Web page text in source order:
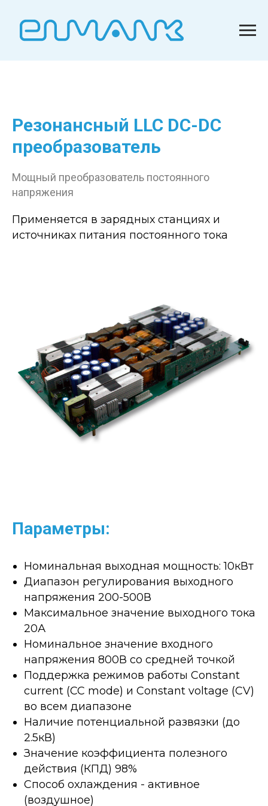
Резонансный LLC DC-DC
преобразователь
Мощный преобразователь постоянного
напряжения
Применяется в зарядных станциях и
источниках питания постоянного тока
Параметры:
Номинальная выходная мощность: 10кВт
Диапазон регулирования выходного
напряжения 200-500В
Максимальное значение выходного тока
20А
Номинальное значение входного
напряжения 800В со средней точкой
Поддержка режимов работы Constant
current (CC mode) и Constant voltage (CV)
во всем диапазоне
Наличие потенциальной развязки (до
2.5кВ)
Значение коэффициента полезного
действия (КПД) 98%
Способ охлаждения - активное
(воздушное)